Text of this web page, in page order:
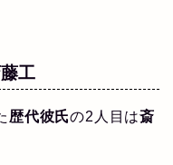
工
歴代彼氏の2人目は斎